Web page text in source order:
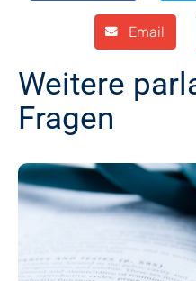
Email
Weitere
Fragen